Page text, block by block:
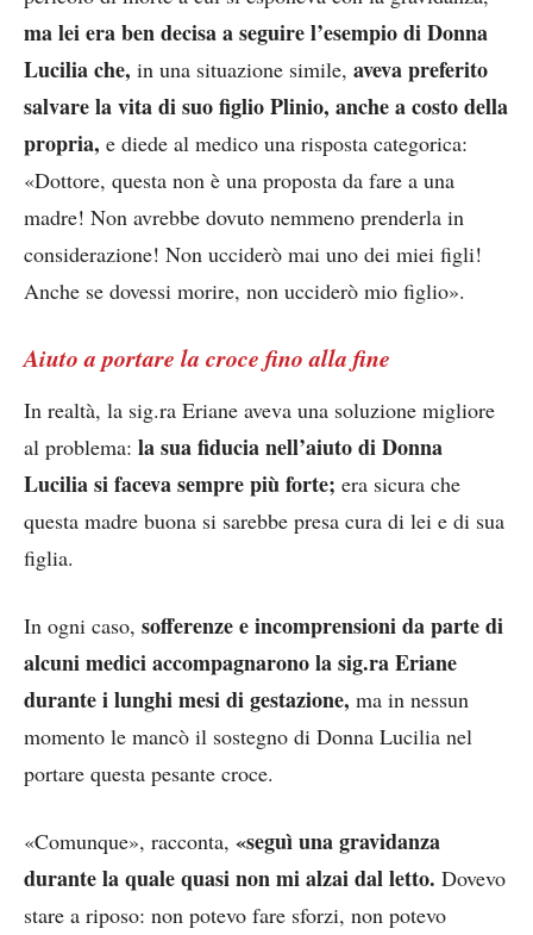
ma lei era ben decisa a seguire l’esempio di Donna
Lucilia che, in una situazione simile, aveva preferito
salvare la vita di suo figlio Plinio, anche a costo della
propria, e diede al medico una risposta categorica:
«Dottore, questa non è una proposta da fare a una
madre! Non avrebbe dovuto nemmeno prenderla in
considerazione! Non ucciderò mai uno dei miei figli!
Anche se dovessi morire, non ucciderò mio figlio».
Aiuto a portare la croce fino alla fine
In realtà, la sig.ra Eriane aveva una soluzione migliore
al problema: la sua fiducia nell’aiuto di Donna
Lucilia si faceva sempre più forte; era sicura che
questa madre buona si sarebbe presa cura di lei e di sua
figlia.
In ogni caso, sofferenze e incomprensioni da parte di
alcuni medici accompagnarono la sig.ra Eriane
durante i lunghi mesi di gestazione, ma in nessun
momento le mancò il sostegno di Donna Lucilia nel
portare questa pesante croce.
«Comunque», racconta, «seguì una gravidanza
durante la quale quasi non mi alzai dal letto. Dovevo
stare a riposo: non potevo fare sforzi, non potevo